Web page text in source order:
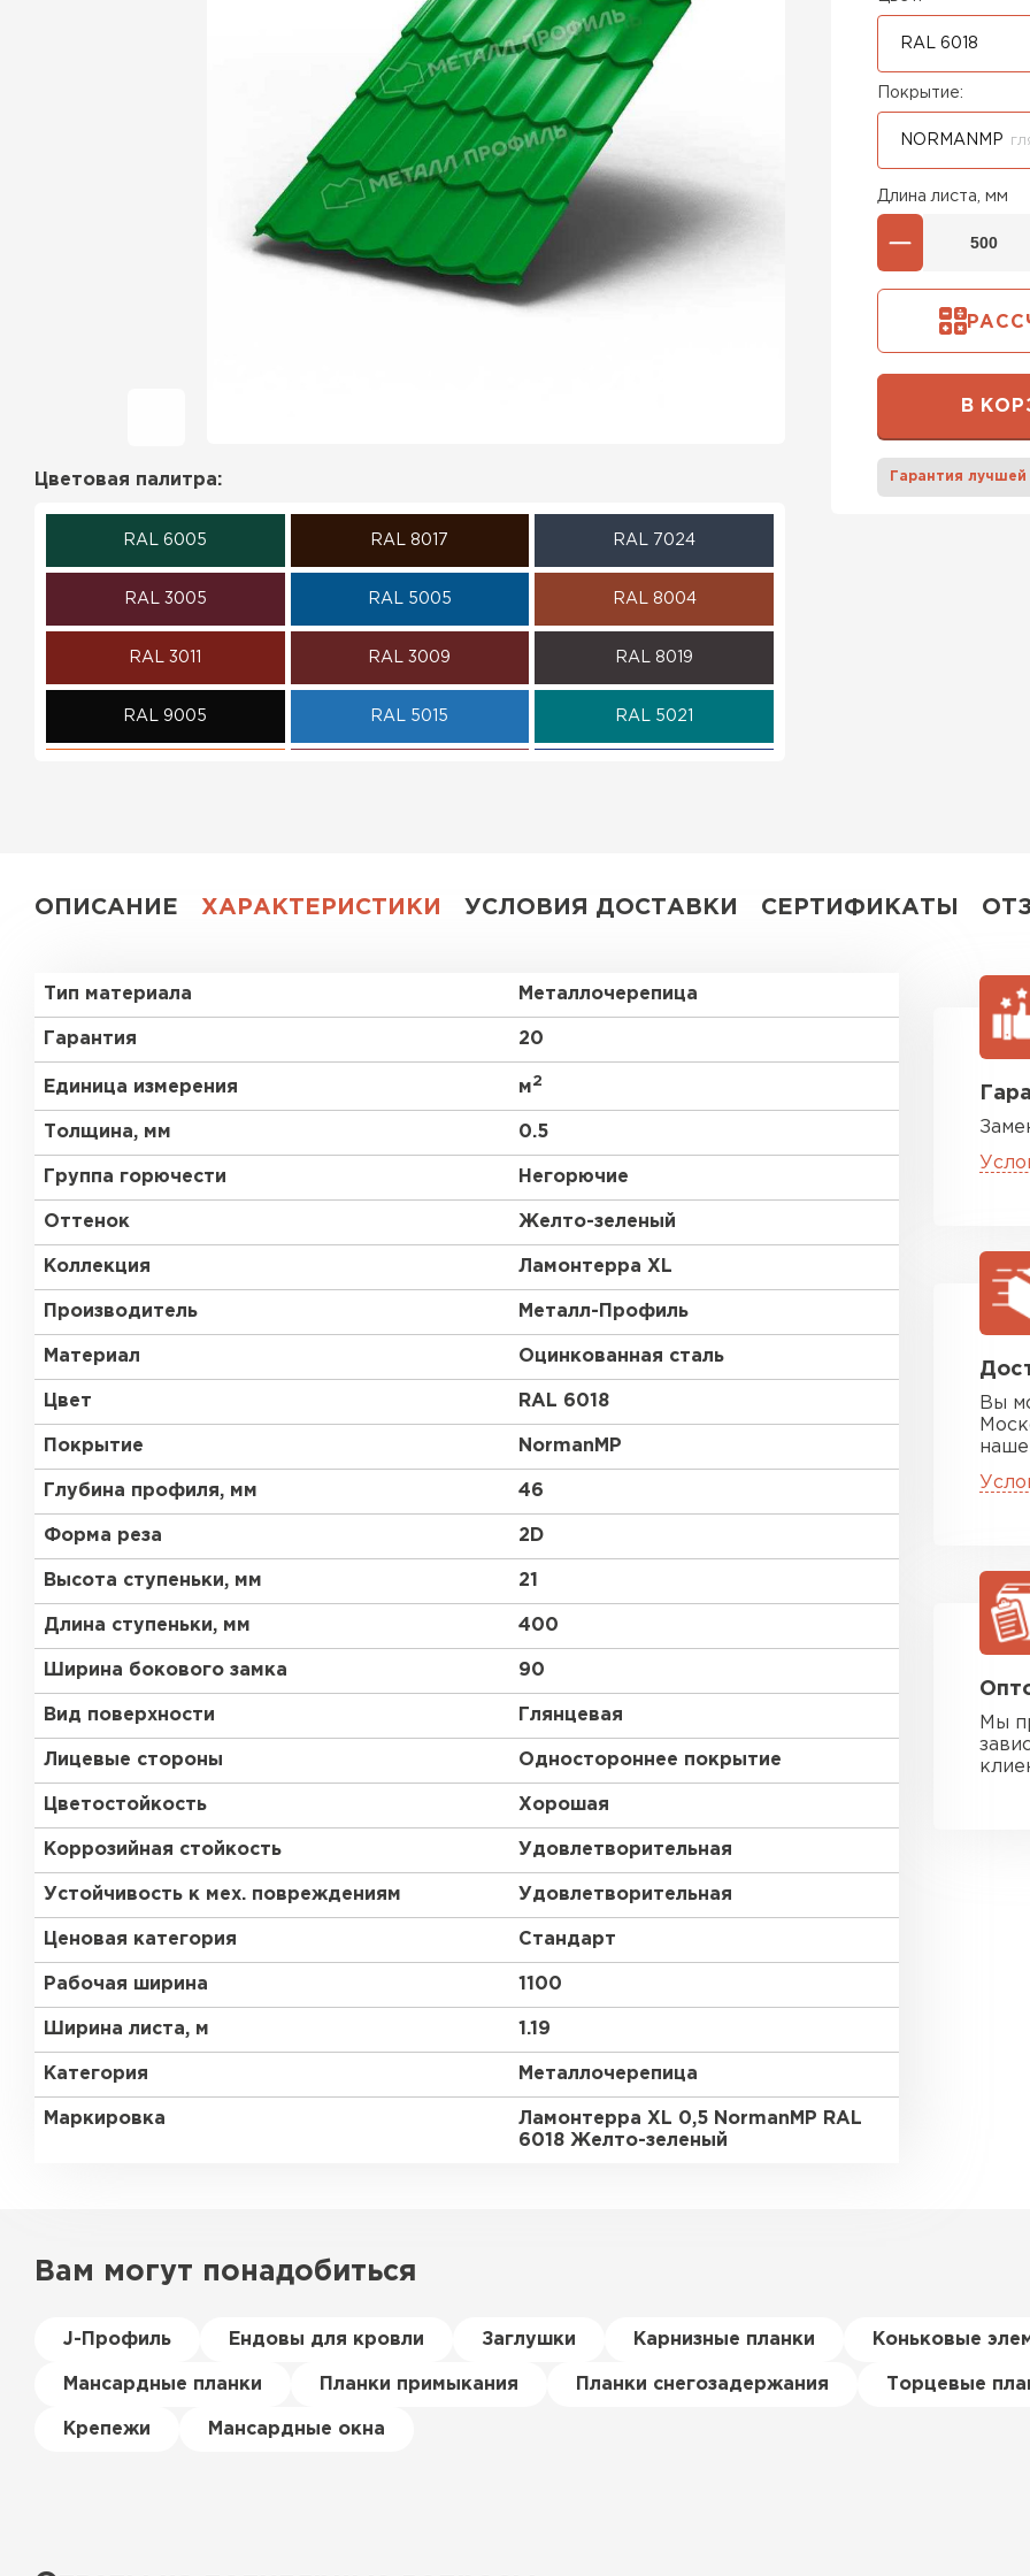
Фальцевая кровля
Ондулин
Гибкая черепица
Водосточная система
Цветовая палитра:
RAL 6005 RAL 8017 RAL 7024
RAL 3005 RAL 5005 RAL 8004
RAL 3011 RAL 3009 RAL 8019
RAL 9005 RAL 5015 RAL 5021
RAL 6018
Покрытие:
NORMANMP
Длина листа, мм
В
Гарантия лучшей
ОПИСАНИЕ ХАРАКТЕРИСТИКИ УСЛОВИЯ ДОСТАВКИ СЕРТИФИКАТЫ
Тип материала Металлочерепица
Гарантия 20
Единица измерения м2
Толщина, мм 0.5
Группа горючести Негорючие
Оттенок Желто-зеленый
Коллекция Ламонтерра XL
Производитель Металл-Профиль
Материал Оцинкованная сталь
Цвет RAL 6018
Покрытие NormanMP
Глубина профиля, мм 46
Форма реза 2D
Высота ступеньки, мм 21
Длина ступеньки, мм 400
Ширина бокового замка 90
Вид поверхности Глянцевая
Лицевые стороны Одностороннее покрытие
Цветостойкость Хорошая
Коррозийная стойкость Удовлетворительная
Устойчивость к мех. повреждениям Удовлетворительная
Ценовая категория Стандарт
Рабочая ширина 1100
Ширина листа, м 1.19
Категория Металлочерепица
Маркировка
Ламонтерра XL 0,5 NormanMP RAL
6018 Желто-зеленый
Вы
Мы
Вам могут понадобиться
J-Профиль Ендовы для кровли Заглушки Карнизные планки Коньковые
Мансардные планки Планки примыкания Планки снегозадержания Торцевые
Крепежи Мансардные окна
Профилированный лист
ПЕРЕЙТИ
Цементно-
Керамическая черепица
ПЕРЕЙТИ